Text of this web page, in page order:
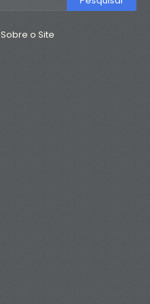
Sobre o Site